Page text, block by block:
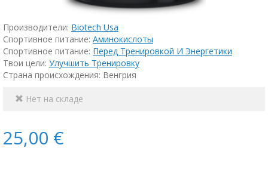
Производители: Biotech Usa
Спортивное питание: Аминокислоты
Спортивное питание: Пeред Тренировкой И Энергетики
Твои цели: Улучшить Тренировку
Страна происхождения: Венгрия
Нет на складе
25,00 €